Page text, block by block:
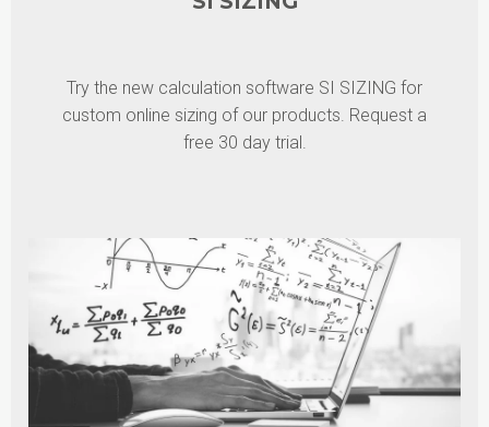
Try the new calculation software SI SIZING for
custom online sizing of our products. Request a
free 30 day trial.